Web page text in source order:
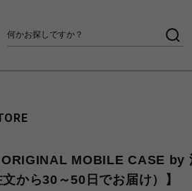
MOBILE CASE by
から30～50日でお届け）】